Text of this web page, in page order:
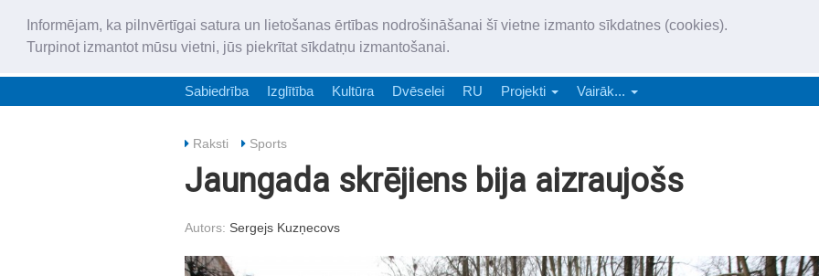
Informējam, ka pilnvērtīgai satura un lietošanas ērtības nodrošināšanai šī vietne izmanto sīkdatnes (cookies).
Turpinot izmantot mūsu vietni, jūs piekrītat sīkdatņu izmantošanai.
„Latgales Laiks” latviešu valodā aptver Daugavpils valstspilsētu,
Sabiedrība Izglītība Kultūra Dvēselei RU Projekti Vairāk...
Raksti Sports
Jaungada skrējiens bija aizraujošs
Autors: Sergejs Kuzņecovs